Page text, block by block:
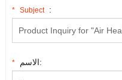
* Subject :
* الاسم: